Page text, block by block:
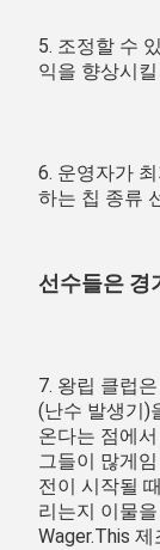
5. 조정할 수
익을 향상시
6. 운영자가
하는 칩 종류
선수들은 경
7. 왕립 클럽
(난수 발생기)
온다는 점에
그들이 많게
전이 시작될
리는지 이물
Wager.This